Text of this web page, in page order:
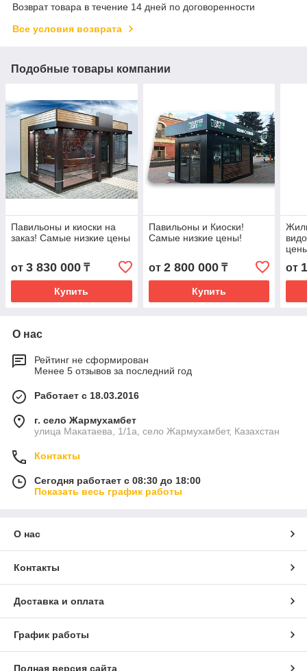
Возврат товара в течение 14 дней по договоренности
Все условия возврата
Подобные товары компании
Павильоны и киоски на
заказ! Самые низкие цены
от 3 830 000 ₸
Купить
Павильоны и Киоски!
Самые низкие цены!
от 2 800 000₸
Купить
от
О нас
Рейтинг не сформирован
Менее 5 отзывов за последний год
Работает с 18.03.2016
г. село Жармухамбет
улица Макатаева, 1/1а, село Жармухамбет, Казахстан
Контакты
Сегодня работает с 08:30 до 18:00
Показать весь график работы
О нас
Контакты
Доставка и оплата
График работы
Полная версия сайта